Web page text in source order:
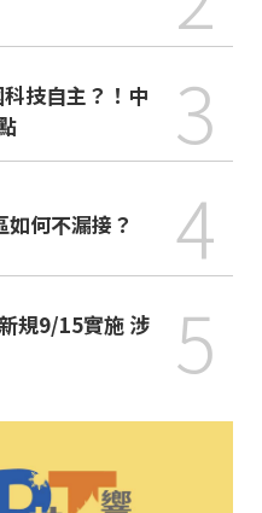
3
何不漏接？ 4
規9/15實施 涉
5